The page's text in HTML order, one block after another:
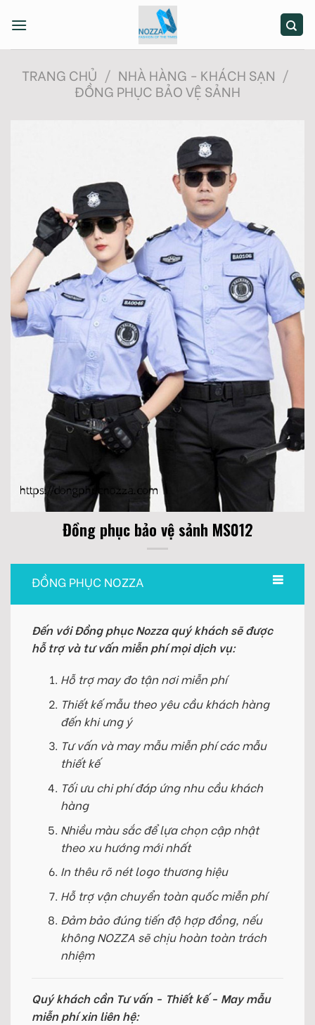
TRANG CHỦ / NHÀ HÀNG - KHÁCH SẠN /
ĐỒNG PHỤC BẢO VỆ SẢNH
Đồng phục bảo vệ sảnh MS012
ĐỒNG PHỤC NOZZA
Đến với Đồng phục Nozza quý khách sẽ được
hỗ trợ và tư vấn miễn phí mọi dịch vụ:
Hỗ trợ may đo tận nơi miễn phí
Thiết kế mẫu theo yêu cầu khách hàng
đến khi ưng ý
Tư vấn và may mẫu miễn phí các mẫu
thiết kế
Tối ưu chi phí đáp ứng nhu cầu khách
hàng
Nhiều màu sắc để lựa chọn cập nhật
theo xu hướng mới nhất
In thêu rõ nét logo thương hiệu
Hỗ trợ vận chuyển toàn quốc miễn phí
Đảm bảo đúng tiến độ hợp đồng, nếu
không NOZZA sẽ chịu hoàn toàn trách
nhiệm
Quý khách cần Tư vấn - Thiết kế - May mẫu
miễn phí xin liên hệ: